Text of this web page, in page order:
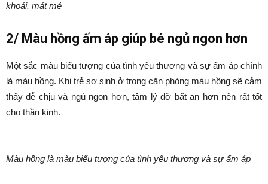
khoái, mát mẻ
2/ Màu hồng ấm áp giúp bé ngủ ngon hơn
Một sắc màu biểu tượng của tình yêu thương và sự ấm áp chính
là màu hồng. Khi trẻ sơ sinh ở trong căn phòng màu hồng sẽ cảm
thấy dễ chịu và ngủ ngon hơn, tâm lý đỡ bất an hơn nên rất tốt
cho thần kinh.
Màu hồng là màu biểu tượng của tình yêu thương và sự ấm áp